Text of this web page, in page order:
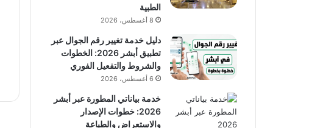
الطبية
8 أغسطس، 2026
دليل خدمة تغيير رقم الجوال عبر
تطبيق أبشر 2026: الخطوات
والشروط والتفعيل الفوري
6 أغسطس، 2026
خدمة بياناتي المطورة عبر أبشر
2026: خطوات الإصدار
والاستعراض والطباعة